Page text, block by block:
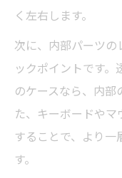
く左右します。
次に、内部パーツの
ックポイントです
のケースなら、内部
た、キーボードや
することで、より
す。